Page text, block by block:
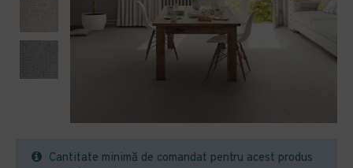
Cantitate minimă de comandat pentru acest produs